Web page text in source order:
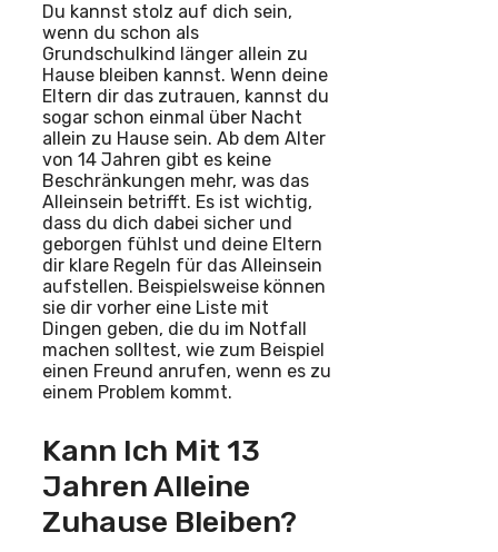
Du kannst stolz auf dich sein,
wenn du schon als
Grundschulkind länger allein zu
Hause bleiben kannst. Wenn deine
Eltern dir das zutrauen, kannst du
sogar schon einmal über Nacht
allein zu Hause sein. Ab dem Alter
von 14 Jahren gibt es keine
Beschränkungen mehr, was das
Alleinsein betrifft. Es ist wichtig,
dass du dich dabei sicher und
geborgen fühlst und deine Eltern
dir klare Regeln für das Alleinsein
aufstellen. Beispielsweise können
sie dir vorher eine Liste mit
Dingen geben, die du im Notfall
machen solltest, wie zum Beispiel
einen Freund anrufen, wenn es zu
einem Problem kommt.
Kann Ich Mit 13
Jahren Alleine
Zuhause Bleiben?